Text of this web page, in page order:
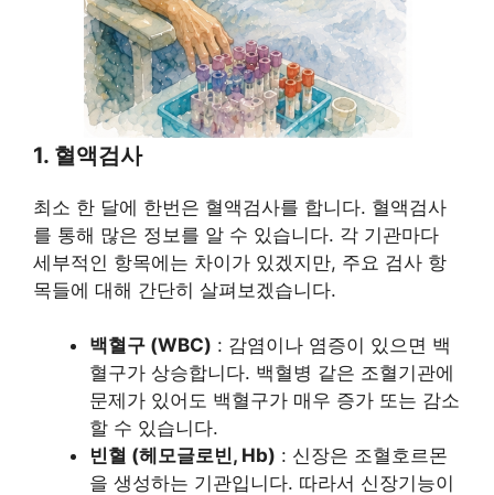
1. 혈액검사
최소 한 달에 한번은 혈액검사를 합니다. 혈액검사
를 통해 많은 정보를 알 수 있습니다. 각 기관마다
세부적인 항목에는 차이가 있겠지만, 주요 검사 항
목들에 대해 간단히 살펴보겠습니다.​
백혈구 (WBC) : 감염이나 염증이 있으면 백
혈구가 상승합니다. 백혈병 같은 조혈기관에
문제가 있어도 백혈구가 매우 증가 또는 감소
할 수 있습니다.
빈혈 (헤모글로빈, Hb) : 신장은 조혈호르몬
을 생성하는 기관입니다. 따라서 신장기능이